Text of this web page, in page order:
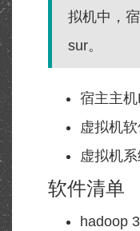
拟机中，
sur。
宿主主
虚拟机
虚拟机
软件清单
hadoop